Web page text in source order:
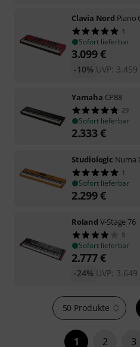
Clavia Nord Piano
1
Sofort lieferbar
3.099€
UVP: 3.459
-10%
Yamaha CP88
29
Sofort lieferbar
2.333€
Studiologic Numa
1
Sofort lieferbar
2.299€
Roland V-Stage 76
5
Sofort lieferbar
2.777€
UVP: 3.649
-24%
50 Produkte
1 2 3